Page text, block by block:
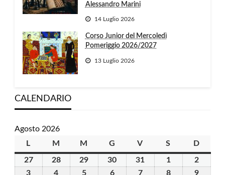
Alessandro Marini
14 Luglio 2026
Corso Junior del Mercoledì
Pomeriggio 2026/2027
13 Luglio 2026
CALENDARIO
Agosto 2026
L
M martedì
M mercoledì
G giovedìV venerdì
S D
2727
Luglio
2828
29 30 31 11
Agosto
22
Agosto
3 4 55
66
77
88
99